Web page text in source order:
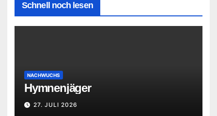
Schnell noch lesen
NACHWUCHS
Hymnenjäger
27. JULI 2026